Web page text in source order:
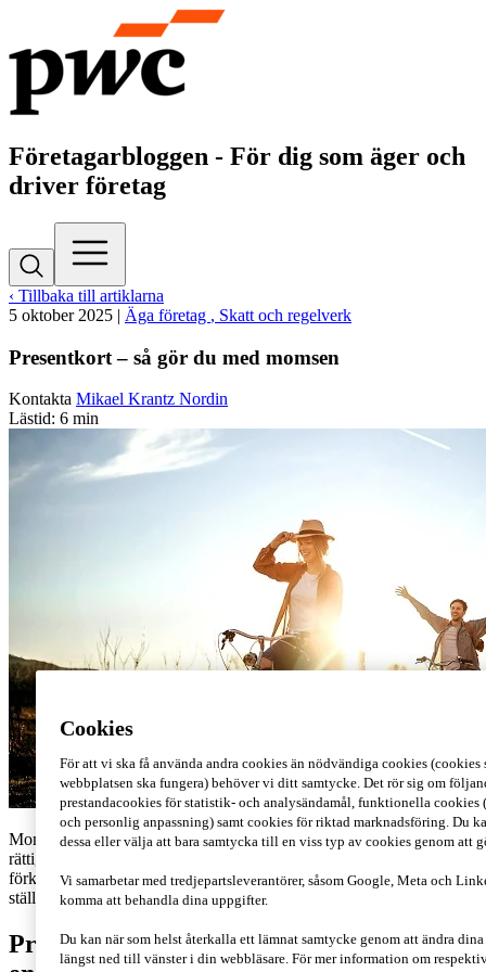
Företagarbloggen - För dig som äger och
driver företag
‹ Tillbaka till artiklarna
5 oktober 2025 | Äga företag , Skatt och regelverk
Presentkort – så gör du med momsen
Kontakta Mikael Krantz Nordin
Lästid: 6 min
Momsreglerna för presentkort eller vouchers är beroende av vilka
rättigheter som presentkortet/vouchern ger innehavaren. Här
förklarar vi vilka momsregler som gäller både för företaget som
ställer ut presentkortet och för företaget som köper det.
Presentkort – vad är skillnaden mellan
Cookies
För att vi ska få använda andra cookies än nödvändiga cookies (cookies
webbplatsen ska fungera) behöver vi ditt samtycke. Det rör sig om
prestandacookies för statistik- och analysändamål, funktionella
och personlig anpassning) samt cookies för riktad marknadsföring. Du
dessa eller välja att bara samtycka till en viss typ av cookies genom att
Vi samarbetar med tredjepartsleverantörer, såsom Google, Meta och
komma att behandla dina uppgifter.
Du kan när som helst återkalla ett lämnat samtycke genom att ändra
längst ned till vänster i din webbläsare. För mer information om